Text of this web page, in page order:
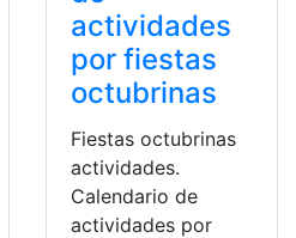
actividades
por fiestas
octubrinas
Fiestas octubrinas
actividades.
Calendario de
actividades por